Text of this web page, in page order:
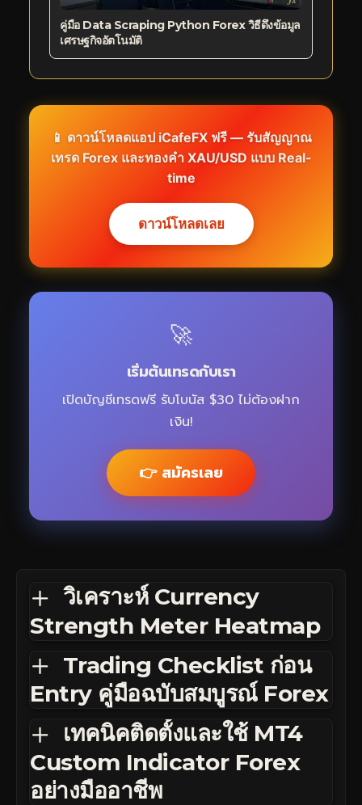
คู่มือ Data Scraping Python Forex วิธีดึงข้อมูล
เศรษฐกิจอัตโนมัติ
📱 ดาวน์โหลดแอป iCafeFX ฟรี — รับสัญญาณ
เทรด Forex และทองคำ XAU/USD แบบ Real-
time
ดาวน์โหลดเลย
🚀
เริ่มต้นเทรดกับเรา
เปิดบัญชีเทรดฟรี รับโบนัส $30 ไม่ต้องฝาก
เงิน!
👉 สมัครเลย
วิเคราะห์ Currency
Strength Meter Heatmap
Trading Checklist ก่อน
Entry คู่มือฉบับสมบูรณ์ Forex
เทคนิคติดตั้งและใช้ MT4
Custom Indicator Forex
อย่างมืออาชีพ